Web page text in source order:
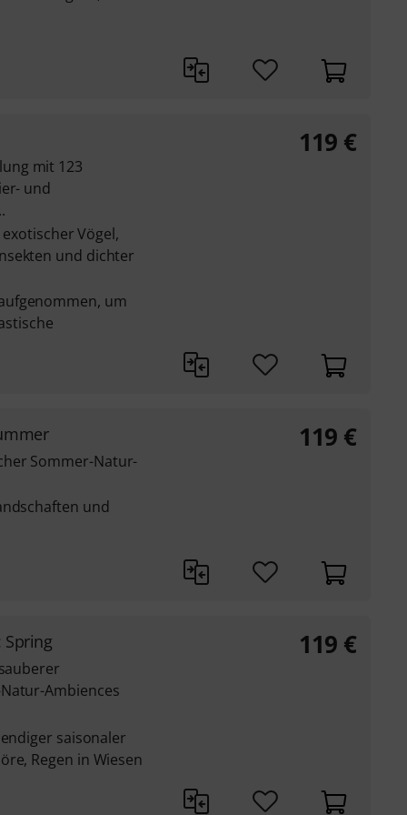
mit 123
und
Vögel,
und dichter
um
119 €
Sommer-Natur-
und
119 €
Spring
Ambiences
saisonaler
Regen in Wiesen
119 €